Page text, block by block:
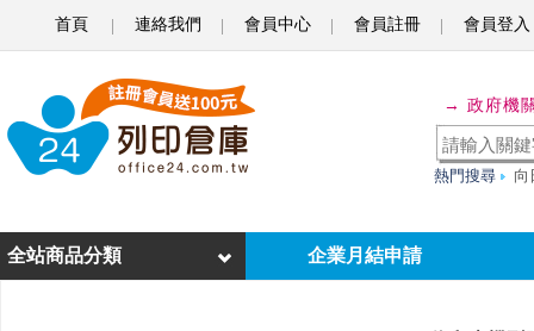
首頁 連絡我們 會員中心 會員註冊 會員登入
f
c
e
→ 政府機
熱門搜尋 向
企業月結申請
全站商品分類